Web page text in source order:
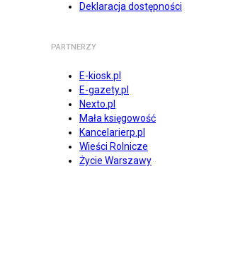
Deklaracja dostępności
PARTNERZY
E-kiosk.pl
E-gazety.pl
Nexto.pl
Mała księgowość
Kancelarierp.pl
Wieści Rolnicze
Życie Warszawy